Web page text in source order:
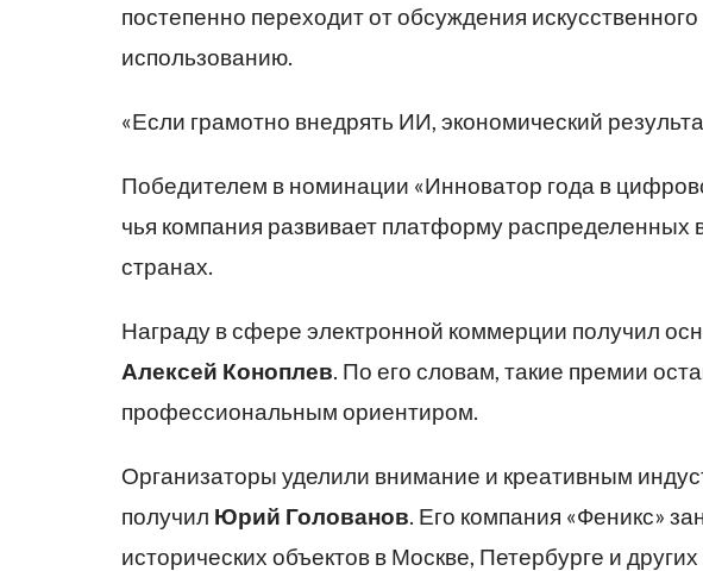
постепенно переходит от обсуждения
использованию.
«Если грамотно внедрять ИИ, экономический
Победителем в номинации «Инноватор года в
чья компания развивает платформу
странах.
Награду в сфере электронной коммерции получил
Алексей Коноплев. По его словам, такие премии
профессиональным ориентиром.
Организаторы уделили внимание и креативным
получил Юрий Голованов. Его компания «Феникс»
исторических объектов в Москве, Петербурге и